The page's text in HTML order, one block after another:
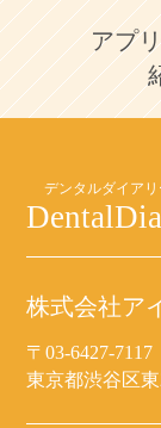
アプ
株式会社ア
〒03-6427-7117
東京都渋谷区